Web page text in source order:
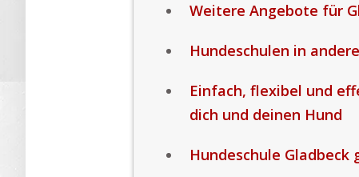
Weitere Angebote für
Hundeschulen in
Einfach, flexibel und
dich und deinen Hund
Hundeschule Gladbeck